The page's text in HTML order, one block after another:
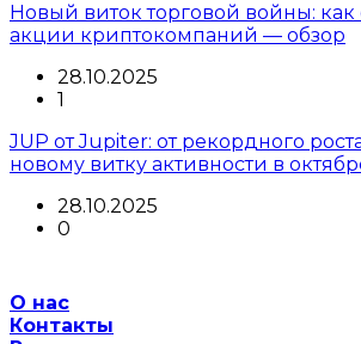
Новый виток торговой войны: как
акции криптокомпаний — обзор
28.10.2025
1
JUP от Jupiter: от рекордного
новому витку активности в
28.10.2025
0
О нас
Контакты